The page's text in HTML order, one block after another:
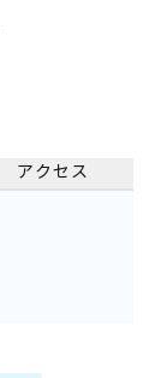
アクセス